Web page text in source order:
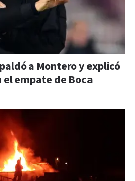
a Montero y explicó
el empate de Boca